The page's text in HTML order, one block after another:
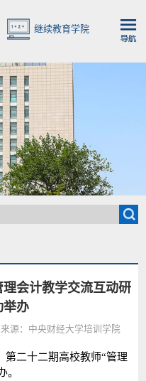
继续教育学院
理会计教学交流互动研
举办
源：中央财经大学培训学院
第二十二期高校教师“管理
。